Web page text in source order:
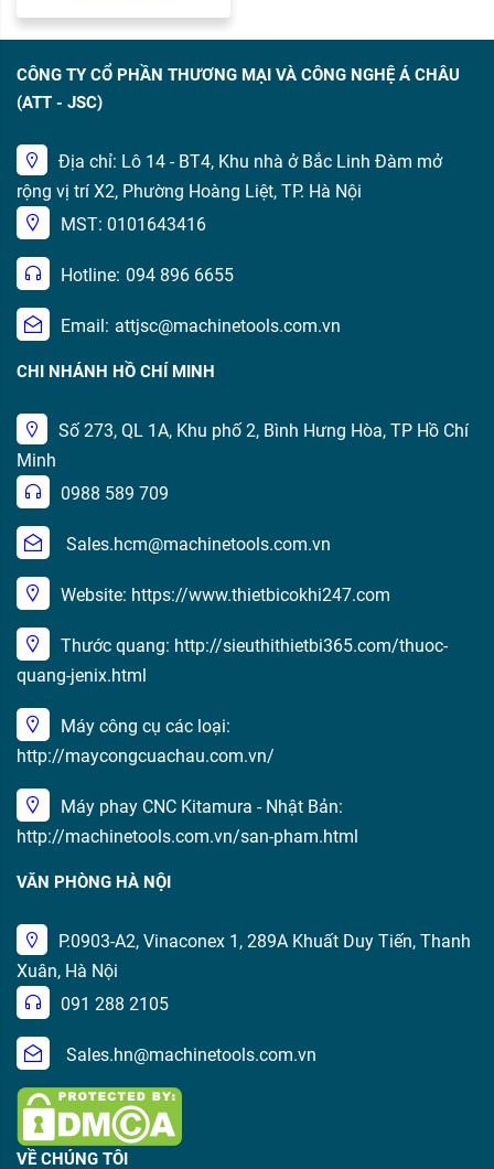
CÔNG TY CỔ PHẦN THƯƠNG MẠI VÀ CÔNG NGHỆ Á CHÂU
(ATT - JSC)
Địa chỉ: Lô 14 - BT4, Khu nhà ở Bắc Linh Đàm mở
rộng vị trí X2, Phường Hoàng Liệt, TP. Hà Nội
MST: 0101643416
Hotline: 094 896 6655
Email: attjsc@machinetools.com.vn
CHI NHÁNH HỒ CHÍ MINH
Số 273, QL 1A, Khu phố 2, Bình Hưng Hòa, TP Hồ Chí
Minh
0988 589 709
Sales.hcm@machinetools.com.vn
Website: https://www.thietbicokhi247.com
Thước quang: http://sieuthithietbi365.com/thuoc-
quang-jenix.html
Máy công cụ các loại:
http://maycongcuachau.com.vn/
Máy phay CNC Kitamura - Nhật Bản:
http://machinetools.com.vn/san-pham.html
VĂN PHÒNG HÀ NỘI
P.0903-A2, Vinaconex 1, 289A Khuất Duy Tiến, Thanh
Xuân, Hà Nội
091 288 2105
Sales.hn@machinetools.com.vn
VỀ CHÚNG TÔI